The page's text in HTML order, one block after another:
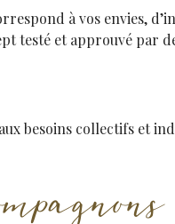
à vos envies,
testé et approuvé par
besoins collectifs et